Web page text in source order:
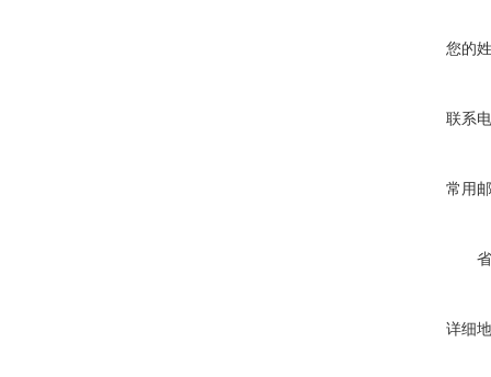
您的
联系
常用
详细